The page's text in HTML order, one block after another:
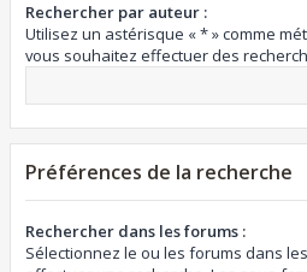
Rechercher par auteur :
Utilisez un astérisque « * » comme
vous souhaitez effectuer des
Préférences de la recherche
Rechercher dans les forums :
Sélectionnez le ou les forums dans